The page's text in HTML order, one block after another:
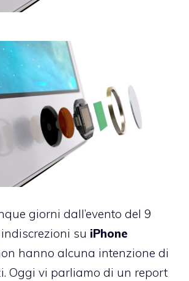
giorni dall’evento del 9
indiscrezioni su iPhone
hanno alcuna intenzione di
Oggi vi parliamo di un report